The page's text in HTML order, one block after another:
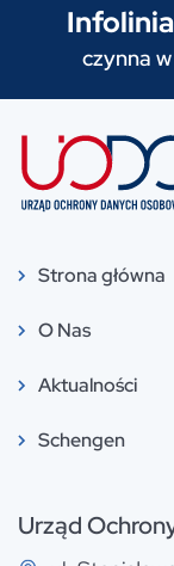
czynna
Strona główna
O Nas
Aktualności
Schengen
Urząd